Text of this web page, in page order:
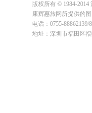
版权所有 © 1984-
康辉惠旅网所提供的
电话：0755-88862139/
地址：深圳市福田区